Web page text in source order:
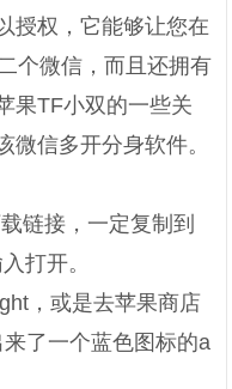
授权，它能够让您在
个微信，而且还拥有
果TF小双的一些关
微信多开分身软件。
链接，一定复制到
打开。
，或是去苹果商店
了一个蓝色图标的a